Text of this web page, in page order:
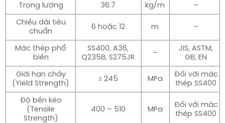
Trọng lượng 36.7 kg/m –
Chiều dài tiêu
chuẩn
6 hoặc 12 m –
Mác thép phổ
biến
SS400, A36,
Q235B, S275JR
–
JIS, ASTM,
GB, EN
Giới hạn chảy
(Yield Strength)
≥ 245 MPa
Đối với mác
thép SS400
Độ bền kéo
(Tensile
Strength)
400 – 510 MPa
Đối với mác
thép SS400